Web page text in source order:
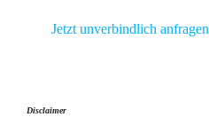
Jetzt unverbindlich anfragen
Disclaimer